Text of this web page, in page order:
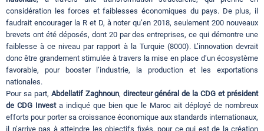
considération les forces et faiblesses économiques du pays. De plus, il
faudrait encourager la R et D, à noter qu’en 2018, seulement 200 nouveaux
brevets ont été déposés, dont 20 par des entreprises, ce qui démontre une
faiblesse à ce niveau par rapport à la Turquie (8000). L’innovation devrait
donc être grandement stimulée à travers la mise en place d’un écosystème
favorable, pour booster l’industrie, la production et les exportations
nationales.
Pour sa part, Abdellatif Zaghnoun, directeur général de la CDG et président
de CDG Investa indiqué que bien que le Maroc ait déployé de nombreux
efforts pour porter sa croissance économique aux standards internationaux,
il n’arrive pas à atteindre les objectifs fixés, pour ce qui est de la création